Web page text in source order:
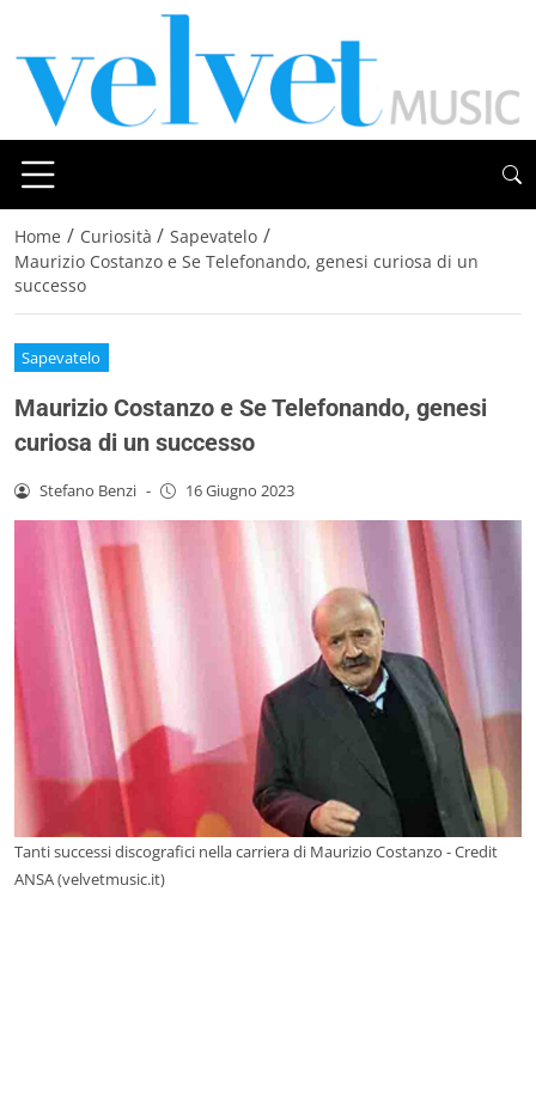
Home / Curiosità / Sapevatelo /
Maurizio Costanzo e Se Telefonando, genesi curiosa di un
successo
Sapevatelo
Maurizio Costanzo e Se Telefonando, genesi
curiosa di un successo
Stefano Benzi - 16 Giugno 2023
Tanti successi discografici nella carriera di Maurizio Costanzo - Credit
ANSA (velvetmusic.it)